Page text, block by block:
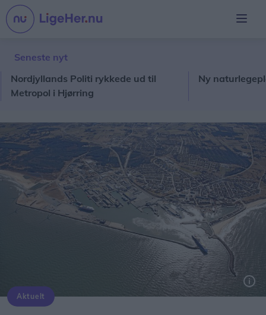
Seneste nyt
Politi rykkede ud til
i Hjørring
Ny
Aktuelt